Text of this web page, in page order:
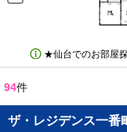
★仙台でのお部屋
94件
ザ・レジデンス一番